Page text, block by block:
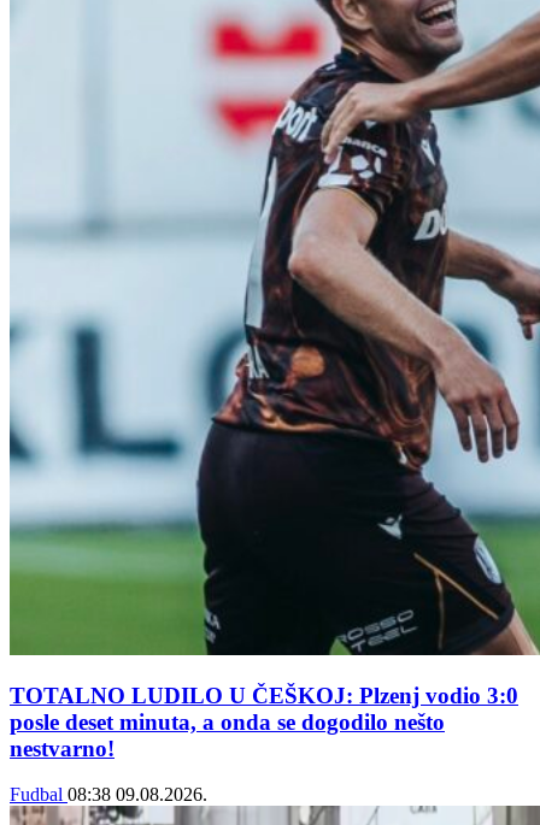
TOTALNO LUDILO U ČEŠKOJ: Plzenj vodio 3:0
posle deset minuta, a onda se dogodilo nešto
nestvarno!
Fudbal 08:38 09.08.2026.